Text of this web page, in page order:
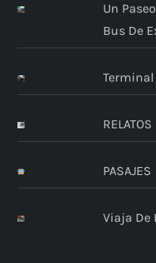
Un
Bus De
Terminal
PASAJES
Viaja De